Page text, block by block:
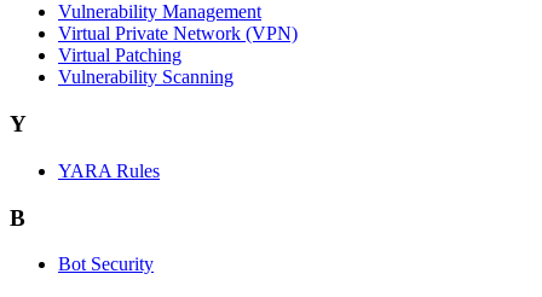
Vulnerability Management
Virtual Private Network (VPN)
Virtual Patching
Vulnerability Scanning
Y
YARA Rules
B
Bot Security